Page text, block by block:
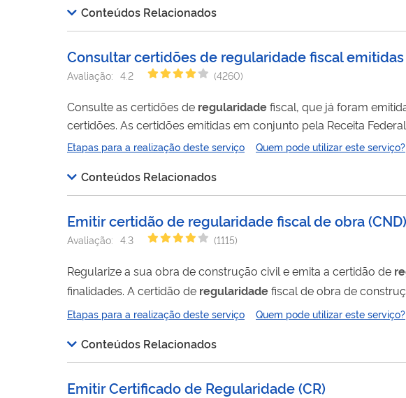
Conteúdos Relacionados
Consultar certidões de regularidade fiscal emitidas
Avaliação: 4.2 (4260)
Consulte as certidões de regularidadefiscal, que já foram
certidões. As certidões emitidas em conjunto pela Receita Federal (RFB) e pela Procuradoria Geral da Fazenda Nacional (PGFN),
são prova deregularidadefiscal perante a Fazenda Nacional,
Etapas para a realização deste serviço Quem pode utilizar este serviço?
Conteúdos Relacionados
Emitir certidão de regularidade fiscal de obra(CND)
Avaliação: 4.3 (1115)
Regularize a sua obra de construção civil e emita a certidão de
finalidades. A certidão de regularidadefiscal de obra de
uma obra inscrita no Cadastro Nacional de Obras (CNO) e
Obras (Sero). A certidão ficará disponível...
Etapas para a realização deste serviço Quem pode utilizar este serviço?
Conteúdos Relacionados
Emitir Certificado de Regularidade(CR)